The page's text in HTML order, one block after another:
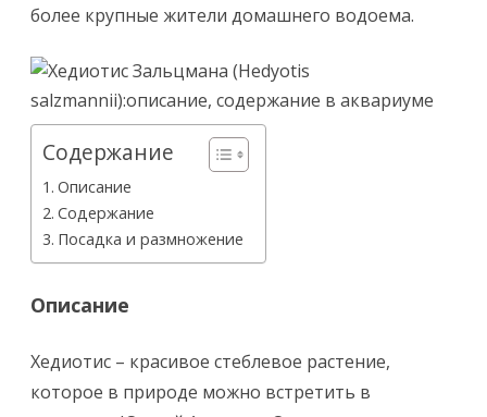
более крупные жители домашнего водоема.
Содержание
Описание
Содержание
Посадка и размножение
Описание
Хедиотис – красивое стеблевое растение,
которое в природе можно встретить в